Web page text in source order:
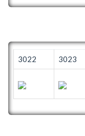
3022 3023